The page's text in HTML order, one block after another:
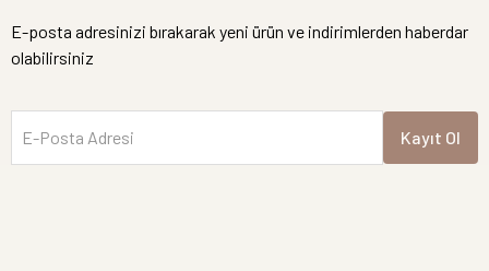
E-posta adresinizi bırakarak yeni ürün ve indirimlerden haberdar
olabilirsiniz
E-Posta Adresi Kayıt Ol